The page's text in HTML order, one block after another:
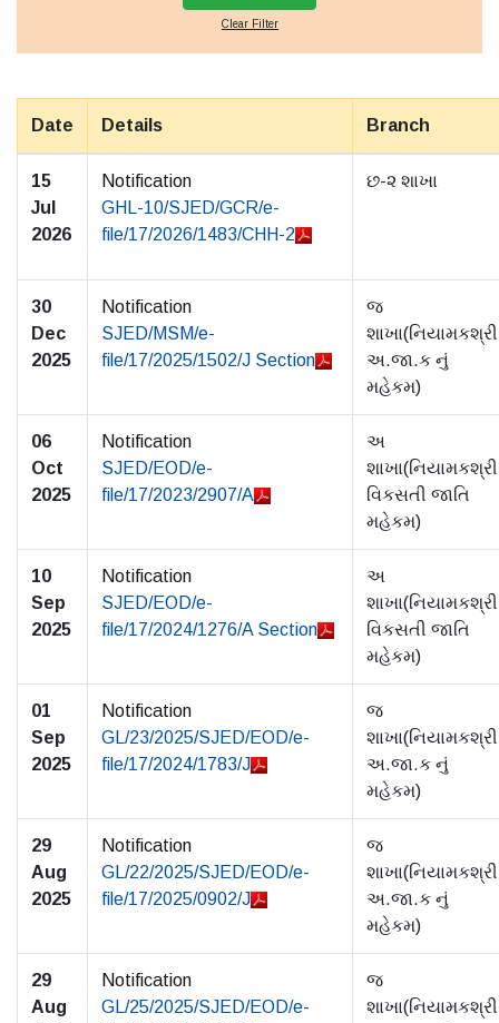
Clear Filter
Date Details Branch
15
Jul
2026
Notification
GHL-10/SJED/GCR/e-
file/17/2026/1483/CHH-2
છ-૨ શાખા
30
Dec
2025
Notification
SJED/MSM/e-
file/17/2025/1502/J Section
જ
શાખા(નિયામકશ્રી
અ.જા.ક નું
મહેકમ)
06
Oct
2025
Notification
SJED/EOD/e-
file/17/2023/2907/A
અ
શાખા(નિયામકશ્રી
વિકસતી જાતિ
મહેકમ)
10
Sep
2025
Notification
SJED/EOD/e-
file/17/2024/1276/A Section
અ
શાખા(નિયામકશ્રી
વિકસતી જાતિ
મહેકમ)
01
Sep
2025
Notification
GL/23/2025/SJED/EOD/e-
file/17/2024/1783/J
જ
શાખા(નિયામકશ્રી
અ.જા.ક નું
મહેકમ)
29
Aug
2025
Notification
GL/22/2025/SJED/EOD/e-
file/17/2025/0902/J
જ
શાખા(નિયામકશ્રી
અ.જા.ક નું
મહેકમ)
29
Aug
Notification
GL/25/2025/SJED/EOD/e-
જ
શાખા(નિયામકશ્રી